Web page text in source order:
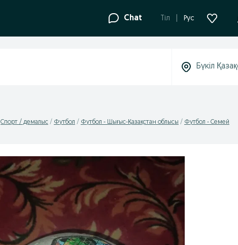
Chat Tіл Рус
Спорт / демалыс Футбол Футбол - Шығыс-Қазақстан облысы Футбол - Семей